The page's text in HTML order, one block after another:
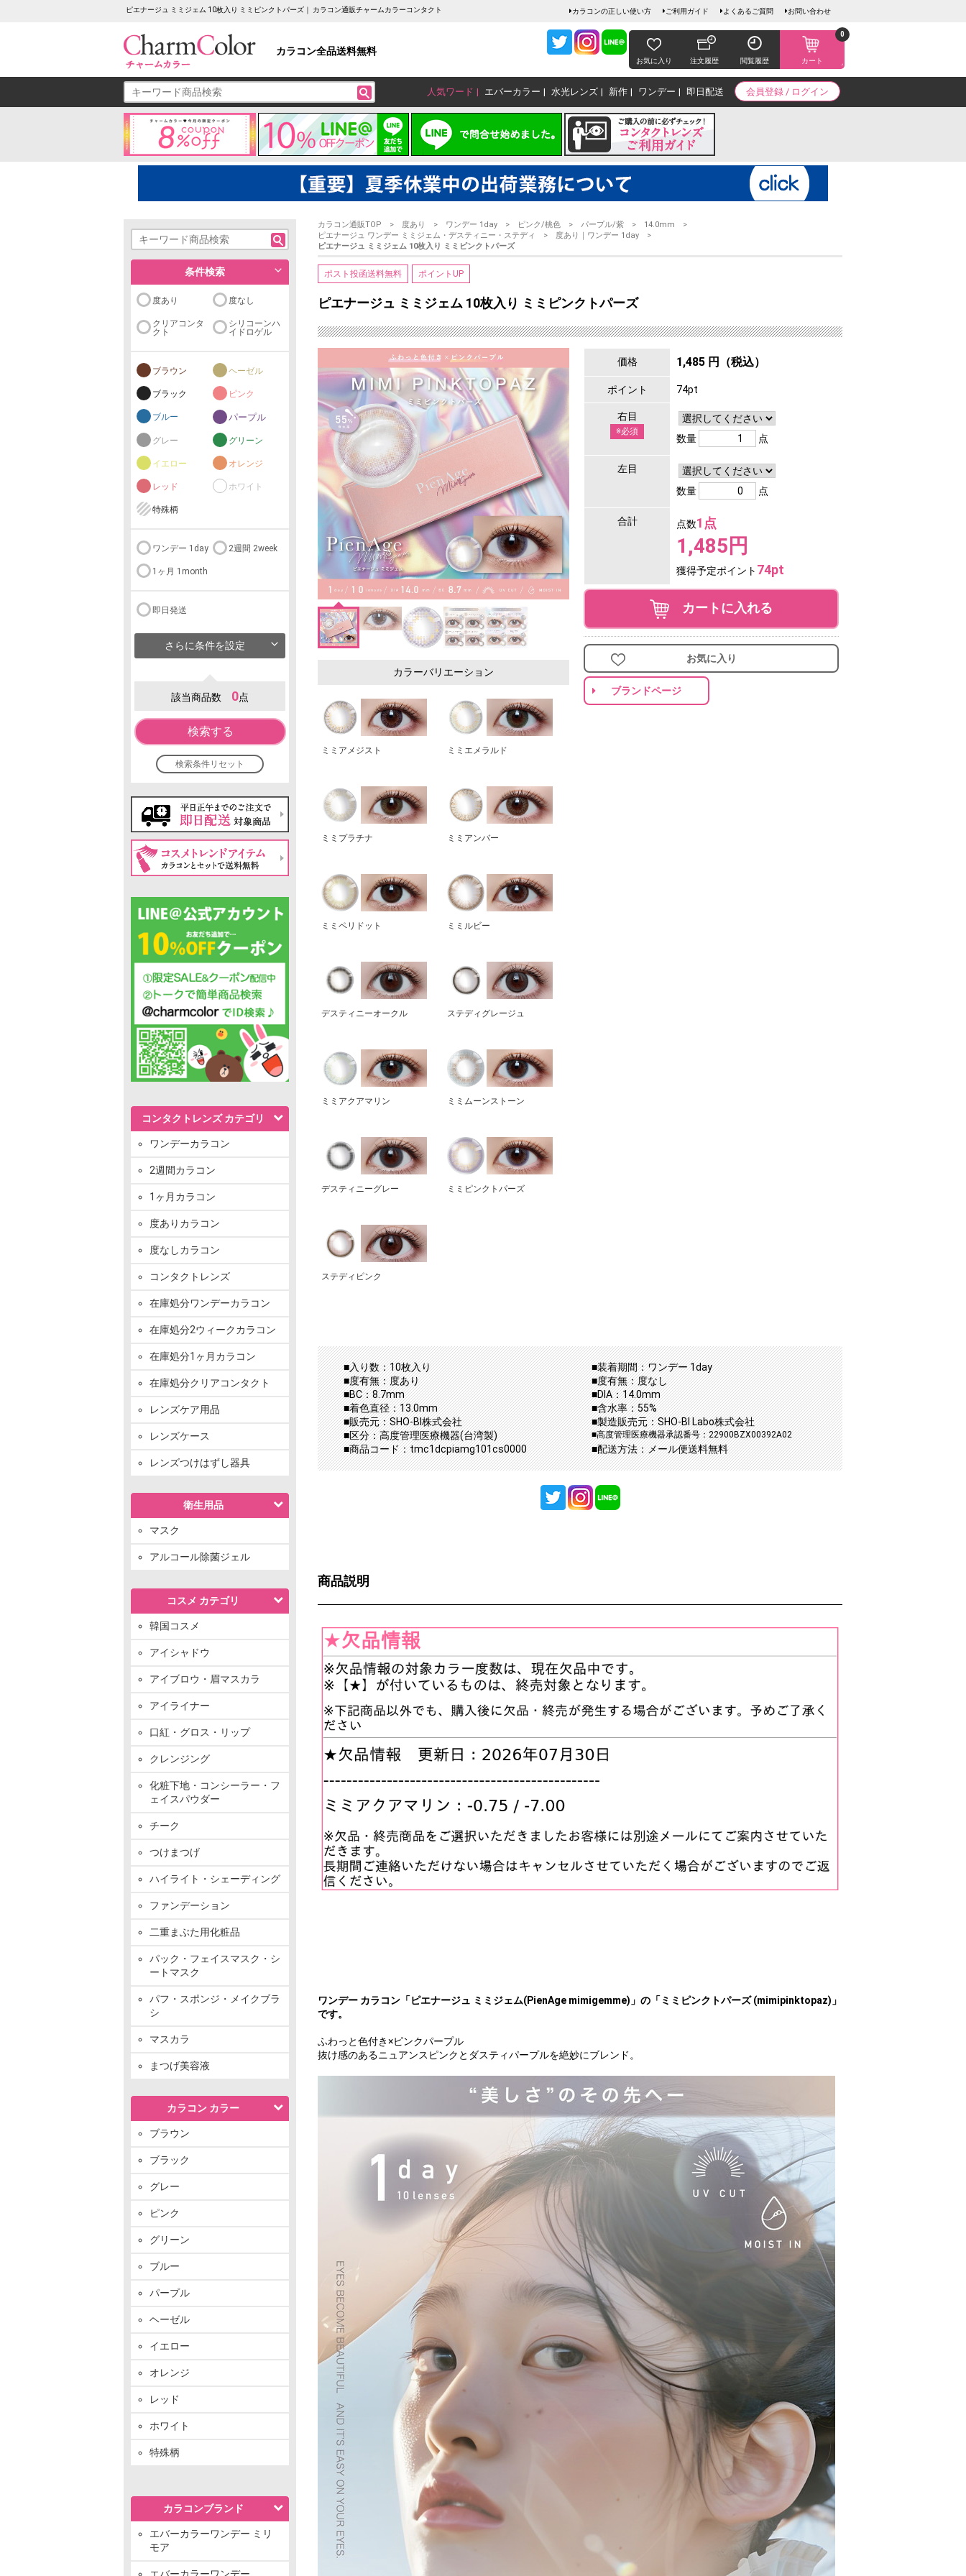
ピエナージュ ミミジェム 10枚入り ミミピンクトパーズ｜ カラコン通販チャームカラーコンタクト カラコンの正しい使い方 ご利用ガイド よくあるご質問 お問い合わせ
カラコン全品送料無料
お気に入り 注文履歴 閲覧履歴 カート
0
会員登録 / ログイン
人気ワード エバーカラー 水光レンズ 新作 ワンデー 即日配送
条件検索
度あり 度なし
クリアコンタ
クト
シリコーンハ
イドロゲル
ブラウン ヘーゼル
ブラック ピンク
ブルー パープル
グレー グリーン
イエロー オレンジ
レッド ホワイト
特殊柄
ワンデー 1day 2週間 2week
1ヶ月 1month
即日発送
さらに条件を設定
該当商品数 0点
検索する
検索条件リセット
コンタクトレンズ カテゴリ
ワンデーカラコン
2週間カラコン
1ヶ月カラコン
度ありカラコン
度なしカラコン
コンタクトレンズ
在庫処分ワンデーカラコン
在庫処分2ウィークカラコン
在庫処分1ヶ月カラコン
在庫処分クリアコンタクト
レンズケア用品
レンズケース
レンズつけはずし器具
衛生用品
マスク
アルコール除菌ジェル
コスメ カテゴリ
韓国コスメ
アイシャドウ
アイブロウ・眉マスカラ
アイライナー
口紅・グロス・リップ
クレンジング
化粧下地・コンシーラー・フ
ェイスパウダー
チーク
つけまつげ
ハイライト・シェーディング
ファンデーション
二重まぶた用化粧品
パック・フェイスマスク・シ
ートマスク
パフ・スポンジ・メイクブラ
シ
マスカラ
まつげ美容液
カラコン カラー
ブラウン
ブラック
グレー
ピンク
グリーン
ブルー
パープル
ヘーゼル
イエロー
オレンジ
レッド
ホワイト
特殊柄
カラコンブランド
エバーカラーワンデー ミリ
モア
エバーカラーワンデー
カラコン通販TOP 度あり ワンデー 1day ピンク/桃色 パープル/紫
14.0mm
ピエナージュ ワンデー ミミジェム・デスティニー・ステディ
度あり｜ワンデー 1day
ピエナージュ ミミジェム 10枚入り ミミピンクトパーズ
ポスト投函送料無料 ポイントUP
ピエナージュ ミミジェム 10枚入り ミミピンクトパーズ
カラーバリエーション
ミミアメジスト ミミエメラルド
ミミプラチナ ミミアンバー
ミミペリドット ミミルビー
デスティニーオークル ステディグレージュ
ミミアクアマリン ミミムーンストーン
デスティニーグレー ミミピンクトパーズ
ステディピンク
価格 1,485 円（税込）
ポイント 74pt
右目
※必須
数量 点
左目
数量
点
合計 点数1点
1,485円
獲得予定ポイント 74pt
カートに入れる
お気に入り
ブランドページ
■入り数：10枚入り
■装着期間：ワンデー 1day
■度有無：度あり
■度有無：度なし
■BC：8.7mm
■DIA：14.0mm
■着色直径：13.0mm
■含水率：55%
■販売元：SHO-BI株式会社
■製造販売元：SHO-BI Labo株式会社
■区分：高度管理医療機器(台湾製)
■高度管理医療機器承認番号：22900BZX00392A02
■商品コード：tmc1dcpiamg101cs0000 ■配送方法：メール便送料無料
商品説明
ワンデー カラコン「ピエナージュ ミミジェム(PienAge mimigemme)」の「ミミピンクトパーズ (mimipinktopaz)」
です。
ふわっと色付き×ピンクパープル
抜け感のあるニュアンスピンクとダスティパープルを絶妙にブレンド。